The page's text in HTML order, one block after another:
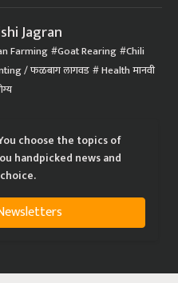
Jagran
Farming Goat Rearing Chili
/ फळबाग लागवड Health मानवी
choose the topics of
handpicked news and